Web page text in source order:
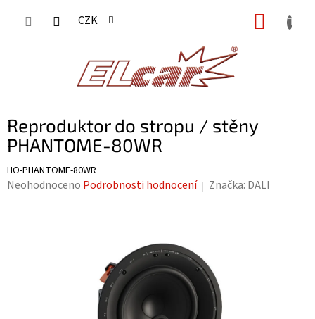
CZK
Reproduktor do stropu / stěny
PHANTOME-80WR
HO-PHANTOME-80WR
Průměrné
Neohodnoceno Podrobnosti hodnocení Značka: DALI